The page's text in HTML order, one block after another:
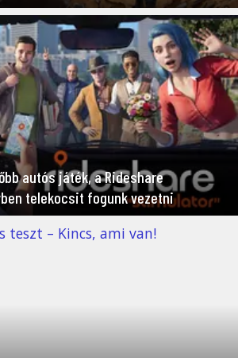
autós játék, a Rideshare
telekocsit fogunk vezetni